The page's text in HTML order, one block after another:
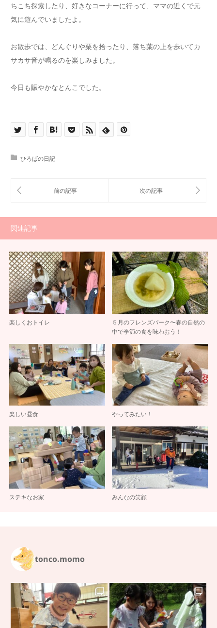
ちこち探索したり、好きなコーナーに行って、ママの近くで元
気に遊んでいましたよ。
お散歩では、どんぐりや栗を拾ったり、落ち葉の上を歩いてカ
サカサ音が鳴るのを楽しみました。
今日も賑やかなとんこでした。
ひろばの日記
関連記事
楽しくおトイレ
５月のフレンズパーク〜春の自然の
中で季節の食を味わおう！
楽しい昼食 やってみたい！
ステキなお家 みんなの笑顔
tonco.momo